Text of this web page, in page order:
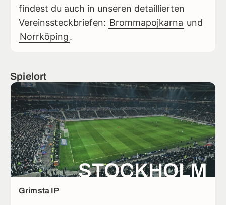
findest du auch in unseren detaillierten
Vereinssteckbriefen: Brommapojkarna und
Norrköping.
Spielort
STOCKHOLM
Grimsta IP